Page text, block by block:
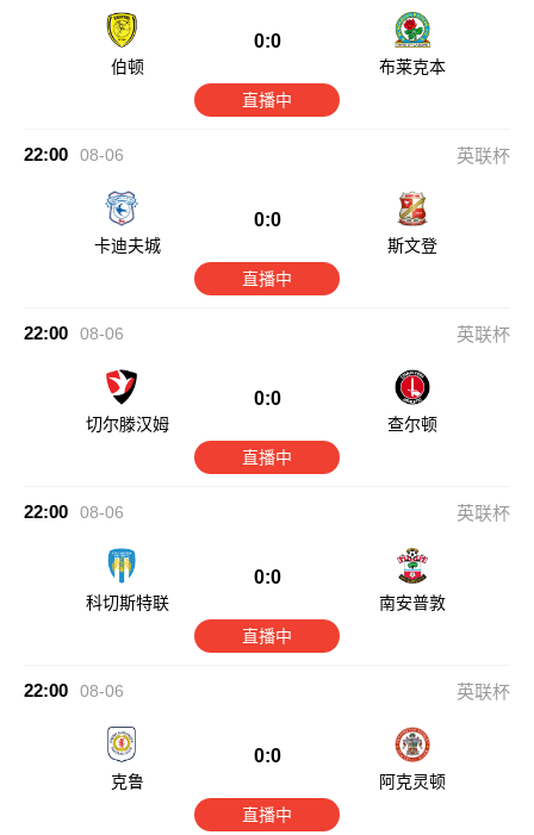
伯顿
0:0
布莱克本
直播中
22:00 08-06 英联杯
卡迪夫城
0:0
斯文登
直播中
22:00 08-06 英联杯
切尔滕汉姆
0:0
查尔顿
直播中
22:00 08-06 英联杯
科切斯特联
0:0
南安普敦
直播中
22:00 08-06 英联杯
克鲁
0:0
阿克灵顿
直播中